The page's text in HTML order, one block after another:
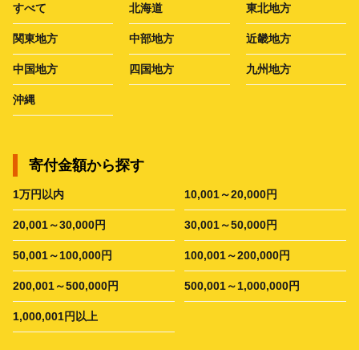
すべて 北海道 東北地方
関東地方 中部地方 近畿地方
中国地方 四国地方 九州地方
沖縄
寄付金額から探す
1万円以内 10,001～20,000円
20,001～30,000円 30,001～50,000円
50,001～100,000円 100,001～200,000円
200,001～500,000円 500,001～1,000,000円
1,000,001円以上